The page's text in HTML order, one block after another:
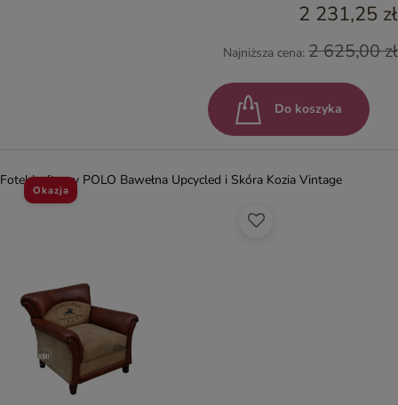
2 231,25 zł
Najniższa cena: 2 625,00 zł
Do koszyka
Fotel Loftowy POLO Bawełna Upcycled i Skóra Kozia Vintage
Okazja